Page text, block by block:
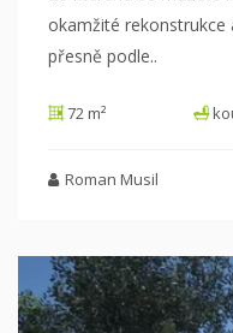
okamžité
přesně podle..
72 m²
Roman Musil